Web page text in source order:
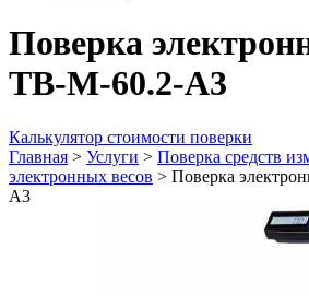
Поверка
ТВ-М-60.2-А3
Калькулятор стоимости поверки
Главная > Услуги > Поверка средств
электронных весов > Поверка
А3